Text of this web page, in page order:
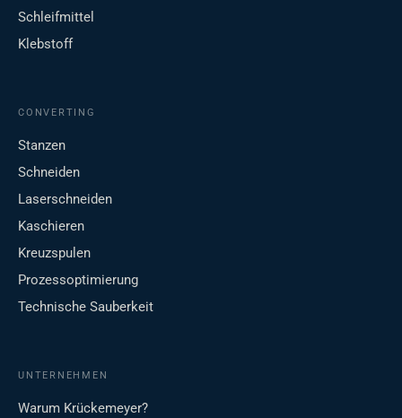
Schleifmittel
Klebstoff
CONVERTING
Stanzen
Schneiden
Laserschneiden
Kaschieren
Kreuzspulen
Prozessoptimierung
Technische Sauberkeit
UNTERNEHMEN
Warum Krückemeyer?